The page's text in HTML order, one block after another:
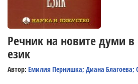
Речник на новите думи в
език
Автор: Емилия Пернишка; Диана Благоева;